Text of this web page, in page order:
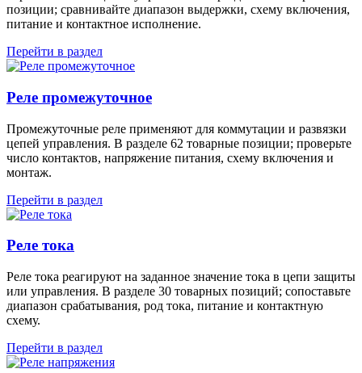
позиции; сравнивайте диапазон выдержки, схему включения,
питание и контактное исполнение.
Перейти в раздел
Реле промежуточное
Промежуточные реле применяют для коммутации и развязки
цепей управления. В разделе 62 товарные позиции; проверьте
число контактов, напряжение питания, схему включения и
монтаж.
Перейти в раздел
Реле тока
Реле тока реагируют на заданное значение тока в цепи защиты
или управления. В разделе 30 товарных позиций; сопоставьте
диапазон срабатывания, род тока, питание и контактную
схему.
Перейти в раздел